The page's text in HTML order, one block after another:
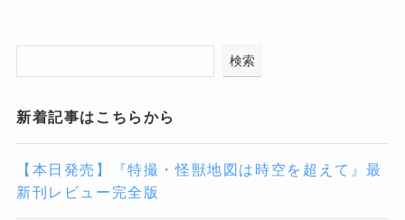
検索
新着記事はこちらから
【本日発売】『特撮・怪獣地図は時空を超えて』最
新刊レビュー完全版